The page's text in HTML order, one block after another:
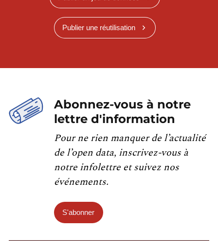
Publier une réutilisation
Abonnez-vous à notre
lettre d'information
Pour ne rien manquer de l’actualité
de l’open data, inscrivez-vous à
notre infolettre et suivez nos
événements.
S'abonner